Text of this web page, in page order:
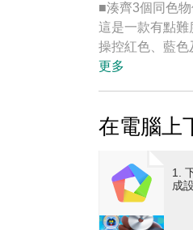
■湊齊3個同色
這是一款有點難
操控紅色、藍色
只要在用完膠囊
從各種不同角
不消滅相鄰的
不消除相同顏
如果上方沒有
超過600個以上
更多
在電腦上
1.
成